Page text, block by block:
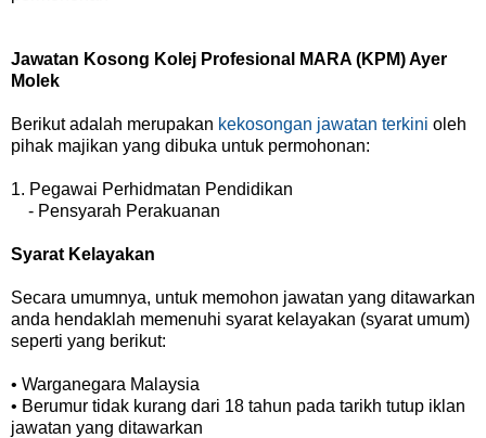
Jawatan Kosong Kolej Profesional MARA (KPM) Ayer
Molek
Berikut adalah merupakan kekosongan jawatan terkini oleh
pihak majikan yang dibuka untuk permohonan:
1. Pegawai Perhidmatan Pendidikan
- Pensyarah Perakuanan
Syarat Kelayakan
Secara umumnya, untuk memohon jawatan yang ditawarkan
anda hendaklah memenuhi syarat kelayakan (syarat umum)
seperti yang berikut:
• Warganegara Malaysia
• Berumur tidak kurang dari 18 tahun pada tarikh tutup iklan
jawatan yang ditawarkan